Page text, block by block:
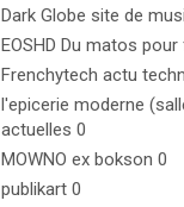
Dark Globe site de
EOSHD Du matos
Frenchytech actu
l'epicerie moderne
actuelles 0
MOWNO ex bokson 0
publikart 0